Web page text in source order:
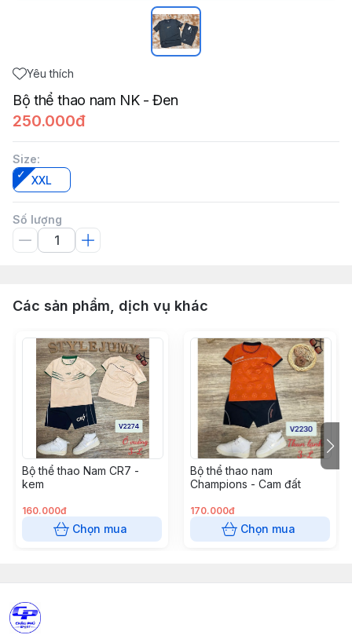
Yêu thích
Bộ thể thao nam NK - Đen
250.000đ
Size:
XXL
Số lượng
Các sản phẩm, dịch vụ khác
Bộ thể thao Nam CR7 -
kem
160.000đ
Chọn mua
Bộ thể thao nam
Champions - Cam đất
170.000đ
Chọn mua